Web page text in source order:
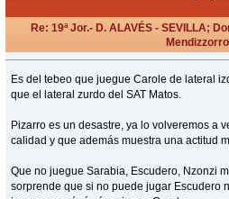
Re: 19ª Jor.- D. ALAVÉS - SEVILLA;
Es del tebeo que juegue Carole de lateral
que el lateral zurdo del SAT Matos.
Pizarro es un desastre, ya lo volveremos a
calidad y que además muestra una actitud
Que no juegue Sarabia, Escudero, Nzonzi
sorprende que si no puede jugar Escudero